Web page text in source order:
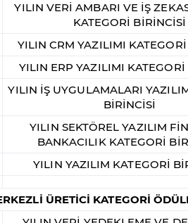
YILIN VERİ AMBARI VE İŞ
KATEGORİ BİRİNCİSİ
YILIN CRM YAZILIMI
YILIN ERP YAZILIMI
YILIN İŞ UYGULAMALARI
BİRİNCİSİ
YILIN SEKTÖREL YAZILIM
BANKACILIK KATEGORİ
YILIN YAZILIM KATEGORİ
ÜRETİCİ KATEGORİ